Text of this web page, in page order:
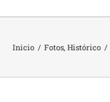
Inicio / Fotos, Histórico /